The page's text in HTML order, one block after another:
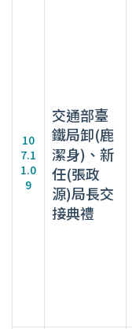
10
7.1
1.0
9
交通部臺
鐵局卸(鹿
潔身)、新
任(張政
源)局長交
接典禮